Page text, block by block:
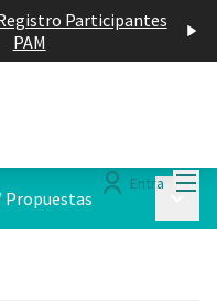
Participantes
PAM
Entra
Propuestas